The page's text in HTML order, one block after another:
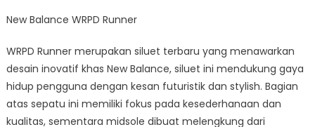
New Balance WRPD Runner
WRPD Runner merupakan siluet terbaru yang menawarkan
desain inovatif khas New Balance, siluet ini mendukung gaya
hidup pengguna dengan kesan futuristik dan stylish. Bagian
atas sepatu ini memiliki fokus pada kesederhanaan dan
kualitas, sementara midsole dibuat melengkung dari